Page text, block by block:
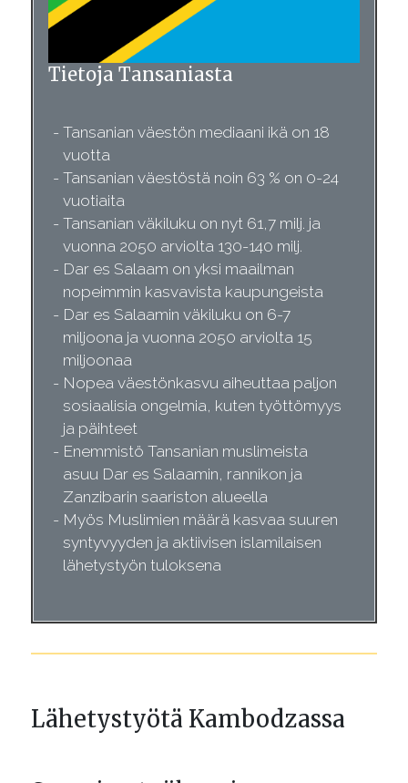
Tietoja Tansaniasta
Tansanian väestön mediaani ikä on 18
vuotta
Tansanian väestöstä noin 63 % on 0-24
vuotiaita
Tansanian väkiluku on nyt 61,7 milj. ja
vuonna 2050 arviolta 130-140 milj.
Dar es Salaam on yksi maailman
nopeimmin kasvavista kaupungeista
Dar es Salaamin väkiluku on 6-7
miljoona ja vuonna 2050 arviolta 15
miljoonaa
Nopea väestönkasvu aiheuttaa paljon
sosiaalisia ongelmia, kuten työttömyys
ja päihteet
Enemmistö Tansanian muslimeista
asuu Dar es Salaamin, rannikon ja
Zanzibarin saariston alueella
Myös Muslimien määrä kasvaa suuren
syntyvyyden ja aktiivisen islamilaisen
lähetystyön tuloksena
Lähetystyötä Kambodzassa